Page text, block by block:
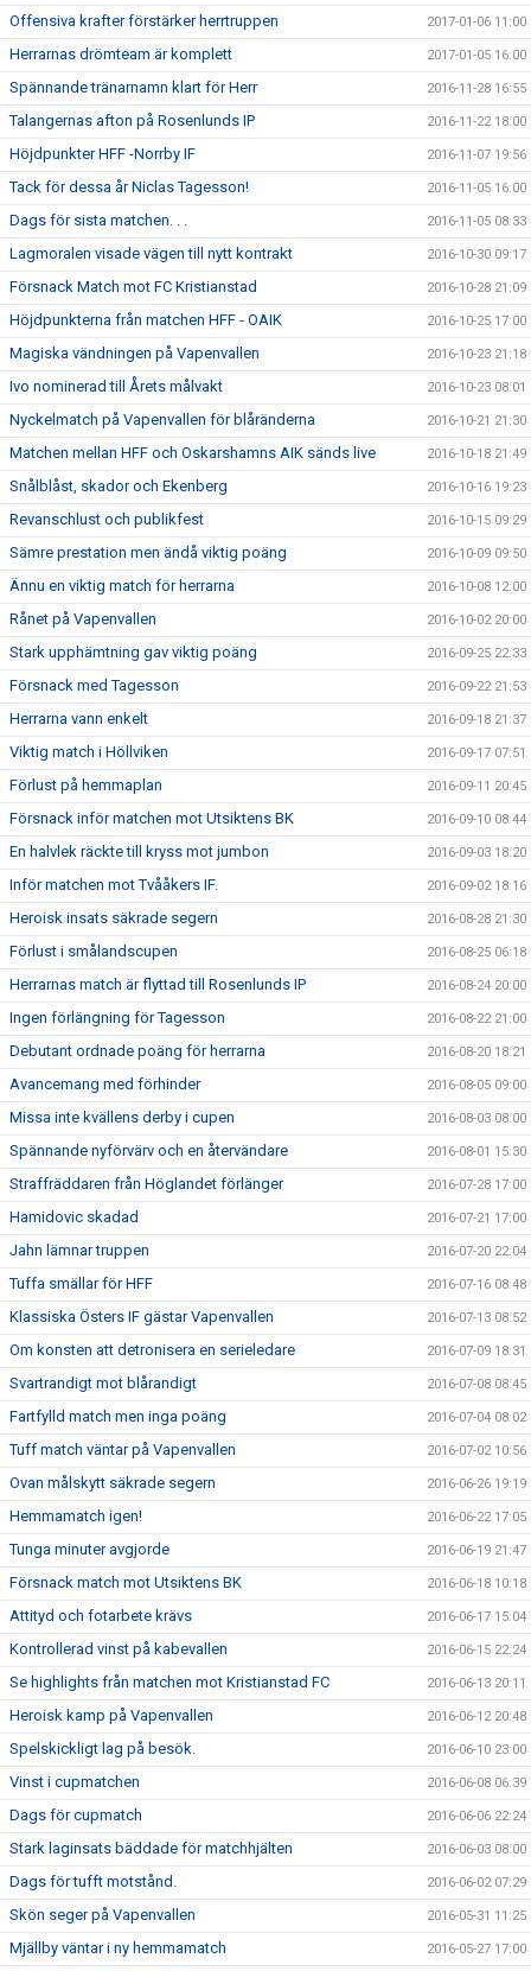
Offensiva krafter förstärker herrtruppen 2017-01-06 11:00
Herrarnas drömteam är komplett 2017-01-05 16:00
Spännande tränarnamn klart för Herr 2016-11-28 16:55
Talangernas afton på Rosenlunds IP 2016-11-22 18:00
Höjdpunkter HFF -Norrby IF 2016-11-07 19:56
Tack för dessa år Niclas Tagesson! 2016-11-05 16:00
Dags för sista matchen. . . 2016-11-05 08:33
Lagmoralen visade vägen till nytt kontrakt 2016-10-30 09:17
Försnack Match mot FC Kristianstad 2016-10-28 21:09
Höjdpunkterna från matchen HFF - OAIK 2016-10-25 17:00
Magiska vändningen på Vapenvallen 2016-10-23 21:18
Ivo nominerad till Årets målvakt 2016-10-23 08:01
Nyckelmatch på Vapenvallen för blåränderna 2016-10-21 21:30
Matchen mellan HFF och Oskarshamns AIK sänds live 2016-10-18 21:49
Snålblåst, skador och Ekenberg 2016-10-16 19:23
Revanschlust och publikfest 2016-10-15 09:29
Sämre prestation men ändå viktig poäng 2016-10-09 09:50
Ännu en viktig match för herrarna 2016-10-08 12:00
Rånet på Vapenvallen 2016-10-02 20:00
Stark upphämtning gav viktig poäng 2016-09-25 22:33
Försnack med Tagesson 2016-09-22 21:53
Herrarna vann enkelt 2016-09-18 21:37
Viktig match i Höllviken 2016-09-17 07:51
Förlust på hemmaplan 2016-09-11 20:45
Försnack inför matchen mot Utsiktens BK 2016-09-10 08:44
En halvlek räckte till kryss mot jumbon 2016-09-03 18:20
Inför matchen mot Tvååkers IF. 2016-09-02 18:16
Heroisk insats säkrade segern 2016-08-28 21:30
Förlust i smålandscupen 2016-08-25 06:18
Herrarnas match är flyttad till Rosenlunds IP 2016-08-24 20:00
Ingen förlängning för Tagesson 2016-08-22 21:00
Debutant ordnade poäng för herrarna 2016-08-20 18:21
Avancemang med förhinder 2016-08-05 09:00
Missa inte kvällens derby i cupen 2016-08-03 08:00
Spännande nyförvärv och en återvändare 2016-08-01 15:30
Straffräddaren från Höglandet förlänger 2016-07-28 17:00
Hamidovic skadad 2016-07-21 17:00
Jahn lämnar truppen 2016-07-20 22:04
Tuffa smällar för HFF 2016-07-16 08:48
Klassiska Östers IF gästar Vapenvallen 2016-07-13 08:52
Om konsten att detronisera en serieledare 2016-07-09 18:31
Svartrandigt mot blårandigt 2016-07-08 08:45
Fartfylld match men inga poäng 2016-07-04 08:02
Tuff match väntar på Vapenvallen 2016-07-02 10:56
Ovan målskytt säkrade segern 2016-06-26 19:19
Hemmamatch igen! 2016-06-22 17:05
Tunga minuter avgjorde 2016-06-19 21:47
Försnack match mot Utsiktens BK 2016-06-18 10:18
Attityd och fotarbete krävs 2016-06-17 15:04
Kontrollerad vinst på kabevallen 2016-06-15 22:24
Se highlights från matchen mot Kristianstad FC 2016-06-13 20:11
Heroisk kamp på Vapenvallen 2016-06-12 20:48
Spelskickligt lag på besök. 2016-06-10 23:00
Vinst i cupmatchen 2016-06-08 06:39
Dags för cupmatch 2016-06-06 22:24
Stark laginsats bäddade för matchhjälten 2016-06-03 08:00
Dags för tufft motstånd. 2016-06-02 07:29
Skön seger på Vapenvallen 2016-05-31 11:25
Mjällby väntar i ny hemmamatch 2016-05-27 17:00